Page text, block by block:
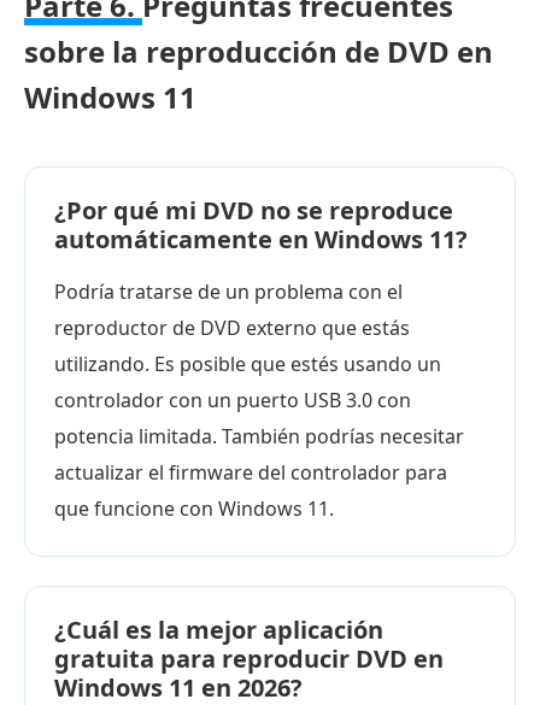
sobre la reproducción de DVD en
Windows 11
¿Por qué mi DVD no se reproduce
automáticamente en Windows 11?
Podría tratarse de un problema con el
reproductor de DVD externo que estás
utilizando. Es posible que estés usando un
controlador con un puerto USB 3.0 con
potencia limitada. También podrías necesitar
actualizar el firmware del controlador para
que funcione con Windows 11.
¿Cuál es la mejor aplicación
gratuita para reproducir DVD en
Windows 11 en 2026?